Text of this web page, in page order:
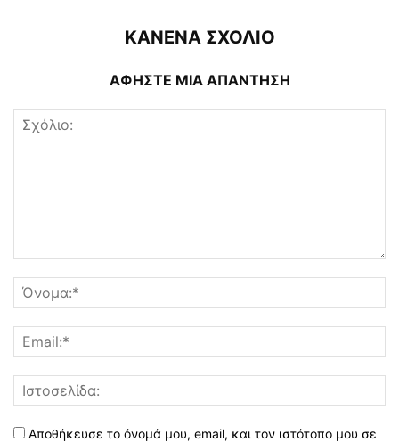
ΚΑΝΕΝΑ ΣΧΟΛΙΟ
ΑΦΗΣΤΕ ΜΙΑ ΑΠΑΝΤΗΣΗ
Αποθήκευσε το όνομά μου, email, και τον ιστότοπο μου σε